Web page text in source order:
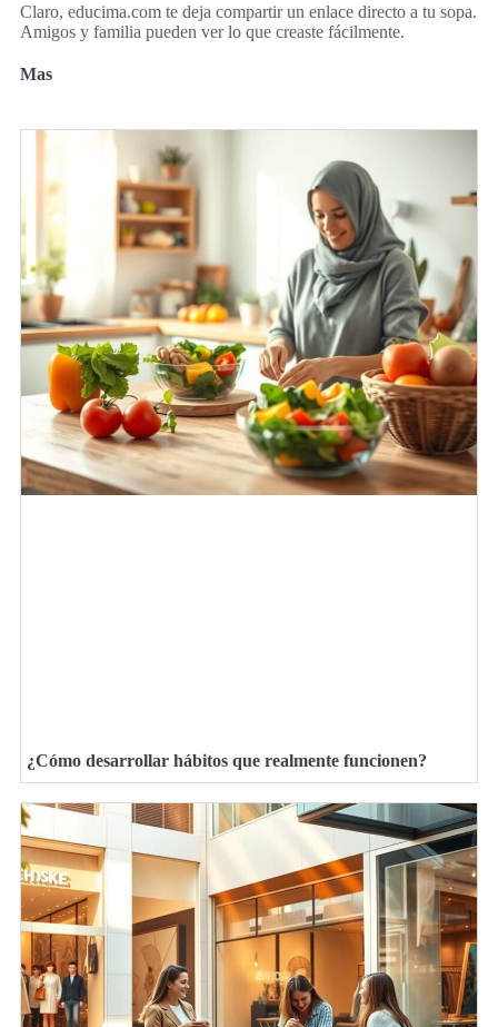
Claro, educima.com te deja compartir un enlace directo a tu sopa.
Amigos y familia pueden ver lo que creaste fácilmente.
Mas
¿Cómo desarrollar hábitos que realmente funcionen?